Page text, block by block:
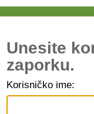
Unesite
zaporku.
Korisničko ime: